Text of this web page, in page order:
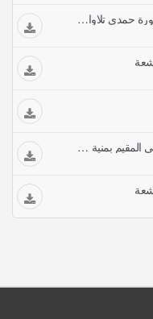
آخر الحجر والنحل من صافور بالمنصورة حمدي تلاوات خاشعة
آل عمران من الحاج عادل ابو المعاطي المقيم بمنية محلة دمنة حمدي تلاوات خاشعة